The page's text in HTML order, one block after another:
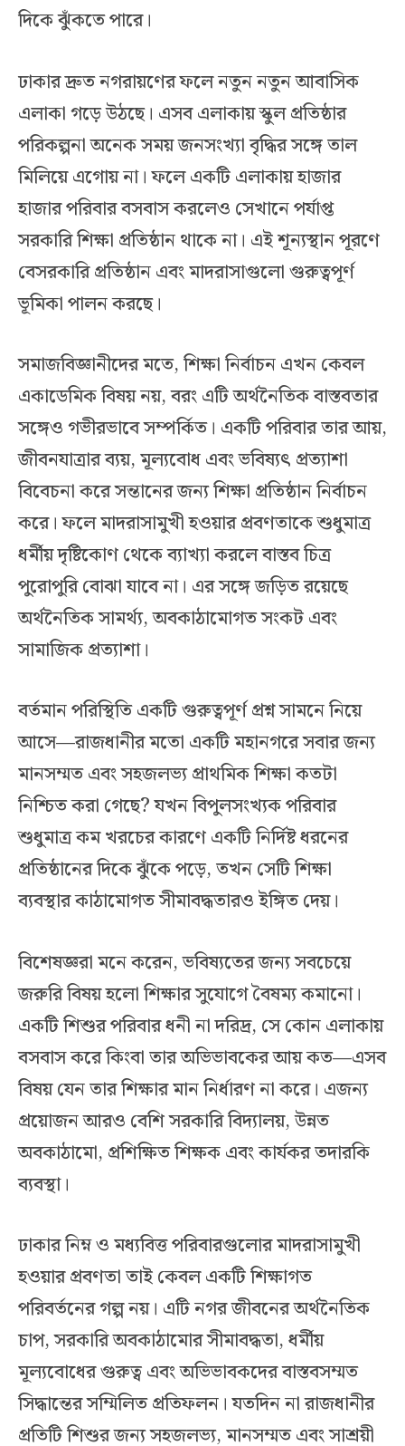
দিকে ঝুঁকতে পারে।
ঢাকার দ্রুত নগরায়ণের ফলে নতুন নতুন আবাসিক
এলাকা গড়ে উঠছে। এসব এলাকায় স্কুল প্রতিষ্ঠার
পরিকল্পনা অনেক সময় জনসংখ্যা বৃদ্ধির সঙ্গে তাল
মিলিয়ে এগোয় না। ফলে একটি এলাকায় হাজার
হাজার পরিবার বসবাস করলেও সেখানে পর্যাপ্ত
সরকারি শিক্ষা প্রতিষ্ঠান থাকে না। এই শূন্যস্থান পূরণে
বেসরকারি প্রতিষ্ঠান এবং মাদরাসাগুলো গুরুত্বপূর্ণ
ভূমিকা পালন করছে।
সমাজবিজ্ঞানীদের মতে, শিক্ষা নির্বাচন এখন কেবল
একাডেমিক বিষয় নয়, বরং এটি অর্থনৈতিক বাস্তবতার
সঙ্গেও গভীরভাবে সম্পর্কিত। একটি পরিবার তার আয়,
জীবনযাত্রার ব্যয়, মূল্যবোধ এবং ভবিষ্যৎ প্রত্যাশা
বিবেচনা করে সন্তানের জন্য শিক্ষা প্রতিষ্ঠান নির্বাচন
করে। ফলে মাদরাসামুখী হওয়ার প্রবণতাকে শুধুমাত্র
ধর্মীয় দৃষ্টিকোণ থেকে ব্যাখ্যা করলে বাস্তব চিত্র
পুরোপুরি বোঝা যাবে না। এর সঙ্গে জড়িত রয়েছে
অর্থনৈতিক সামর্থ্য, অবকাঠামোগত সংকট এবং
সামাজিক প্রত্যাশা।
বর্তমান পরিস্থিতি একটি গুরুত্বপূর্ণ প্রশ্ন সামনে নিয়ে
আসে—রাজধানীর মতো একটি মহানগরে সবার জন্য
মানসম্মত এবং সহজলভ্য প্রাথমিক শিক্ষা কতটা
নিশ্চিত করা গেছে? যখন বিপুলসংখ্যক পরিবার
শুধুমাত্র কম খরচের কারণে একটি নির্দিষ্ট ধরনের
প্রতিষ্ঠানের দিকে ঝুঁকে পড়ে, তখন সেটি শিক্ষা
ব্যবস্থার কাঠামোগত সীমাবদ্ধতারও ইঙ্গিত দেয়।
বিশেষজ্ঞরা মনে করেন, ভবিষ্যতের জন্য সবচেয়ে
জরুরি বিষয় হলো শিক্ষার সুযোগে বৈষম্য কমানো।
একটি শিশুর পরিবার ধনী না দরিদ্র, সে কোন এলাকায়
বসবাস করে কিংবা তার অভিভাবকের আয় কত—এসব
বিষয় যেন তার শিক্ষার মান নির্ধারণ না করে। এজন্য
প্রয়োজন আরও বেশি সরকারি বিদ্যালয়, উন্নত
অবকাঠামো, প্রশিক্ষিত শিক্ষক এবং কার্যকর তদারকি
ব্যবস্থা।
ঢাকার নিম্ন ও মধ্যবিত্ত পরিবারগুলোর মাদরাসামুখী
হওয়ার প্রবণতা তাই কেবল একটি শিক্ষাগত
পরিবর্তনের গল্প নয়। এটি নগর জীবনের অর্থনৈতিক
চাপ, সরকারি অবকাঠামোর সীমাবদ্ধতা, ধর্মীয়
মূল্যবোধের গুরুত্ব এবং অভিভাবকদের বাস্তবসম্মত
সিদ্ধান্তের সম্মিলিত প্রতিফলন। যতদিন না রাজধানীর
প্রতিটি শিশুর জন্য সহজলভ্য, মানসম্মত এবং সাশ্রয়ী